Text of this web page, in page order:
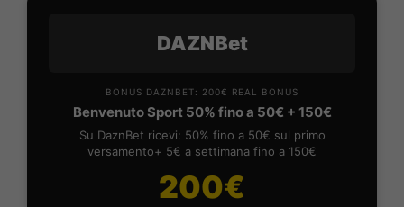
DAZNBet
BONUS DAZNBET: 200€ REAL BONUS
Benvenuto Sport 50% fino a 50€ + 150€
Su DaznBet ricevi: 50% fino a 50€ sul primo
versamento+ 5€ a settimana fino a 150€
200€